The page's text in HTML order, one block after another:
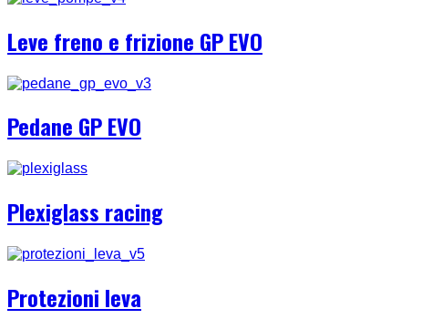
Leve freno e frizione GP EVO
Pedane GP EVO
Plexiglass racing
Protezioni leva